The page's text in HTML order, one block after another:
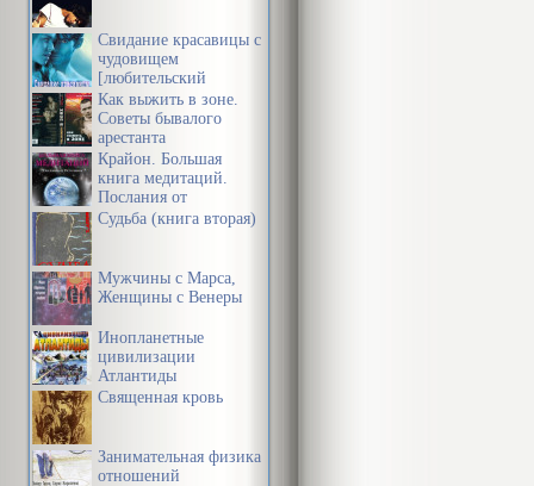
Свидание красавицы с
чудовищем
[любительский
перевод]
Как выжить в зоне.
Советы бывалого
арестанта
Крайон. Большая
книга медитаций.
Послания от
Источника
Судьба (книга вторая)
Мужчины с Марса,
Женщины с Венеры
Инопланетные
цивилизации
Атлантиды
Священная кровь
Занимательная физика
отношений